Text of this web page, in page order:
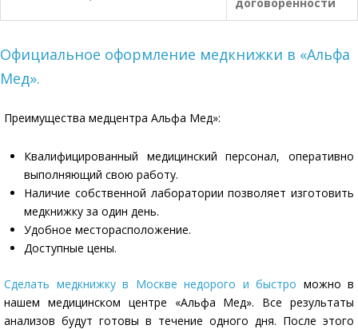
Официальное оформление медкнижки в «Альфа
Мед».
Преимущества медцентра Альфа Мед»:
Квалифицированный медицинский персонал, оперативно
выполняющий свою работу.
Наличие собственной лаборатории позволяет изготовить
медкнижку за один день.
Удобное месторасположение.
Доступные цены.
Сделать медкнижку в Москве недорого и быстро можно в
нашем медицинском центре «Альфа Мед». Все результаты
анализов будут готовы в течение одного дня. После этого